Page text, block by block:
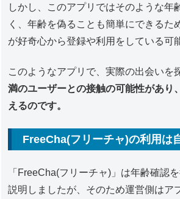
しかし、このアプリではそのような年
く、年齢を偽ることも簡単にできるた
が好奇心から登録や利用をしている可
このようなアプリで、実際の出会いを
満のユーザーとの接触の可能性があり
えるのです。
FreeCha(フリーチャ)の利用は
「FreeCha(フリーチャ)」は年齢確認
説明しましたが、そのため運営側はア